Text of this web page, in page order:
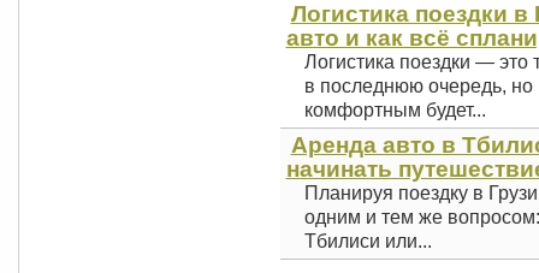
Логистика поездки
авто и как всё
Логистика поездки —
в последнюю очередь, но
комфортным будет...
Аренда авто в
начинать
Планируя поездку в
одним и тем же
Тбилиси или...